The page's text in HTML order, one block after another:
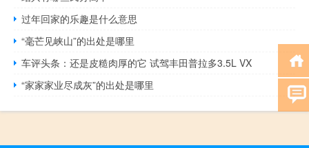
过年回家的乐趣是什么意思
“毫芒见峡山”的出处是哪里
车评头条：还是皮糙肉厚的它 试驾丰田普拉多3.5L VX
“家家家业尽成灰”的出处是哪里